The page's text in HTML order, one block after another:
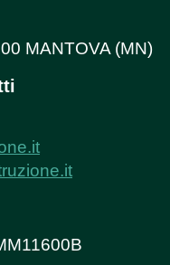
MANTOVA (MN)